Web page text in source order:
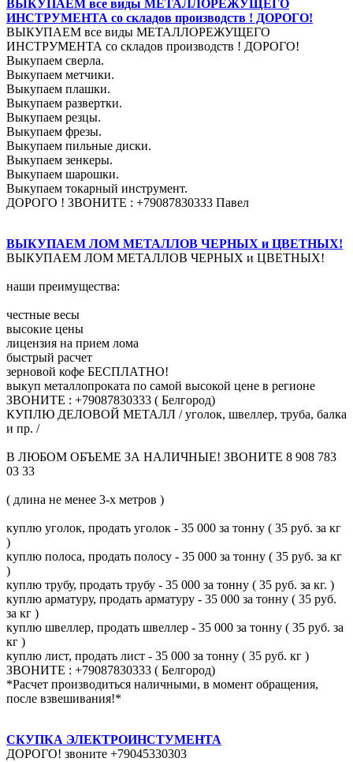
ВЫКУПАЕМ все виды МЕТАЛЛОРЕЖУЩЕГО
ИНСТРУМЕНТА со складов производств ! ДОРОГО!
ВЫКУПАЕМ все виды МЕТАЛЛОРЕЖУЩЕГО
ИНСТРУМЕНТА со складов производств ! ДОРОГО!
Выкупаем сверла.
Выкупаем метчики.
Выкупаем плашки.
Выкупаем развертки.
Выкупаем резцы.
Выкупаем фрезы.
Выкупаем пильные диски.
Выкупаем зенкеры.
Выкупаем шарошки.
Выкупаем токарный инструмент.
ДОРОГО ! ЗВОНИТЕ : +79087830333 Павел
ВЫКУПАЕМ ЛОМ МЕТАЛЛОВ ЧЕРНЫХ и ЦВЕТНЫХ!
ВЫКУПАЕМ ЛОМ МЕТАЛЛОВ ЧЕРНЫХ и ЦВЕТНЫХ!
наши преимущества:
честные весы
высокие цены
лицензия на прием лома
быстрый расчет
зерновой кофе БЕСПЛАТНО!
выкуп металлопроката по самой высокой цене в регионе
ЗВОНИТЕ : +79087830333 ( Белгород)
КУПЛЮ ДЕЛОВОЙ МЕТАЛЛ / уголок, швеллер, труба, балка
и пр. /
В ЛЮБОМ ОБЪЕМЕ ЗА НАЛИЧНЫЕ! ЗВОНИТЕ 8 908 783
03 33
( длина не менее 3-х метров )
куплю уголок, продать уголок - 35 000 за тонну ( 35 руб. за кг
)
куплю полоса, продать полосу - 35 000 за тонну ( 35 руб. за кг
)
куплю трубу, продать трубу - 35 000 за тонну ( 35 руб. за кг. )
куплю арматуру, продать арматуру - 35 000 за тонну ( 35 руб.
за кг )
куплю швеллер, продать швеллер - 35 000 за тонну ( 35 руб. за
кг )
куплю лист, продать лист - 35 000 за тонну ( 35 руб. кг )
ЗВОНИТЕ : +79087830333 ( Белгород)
*Расчет производиться наличными, в момент обращения,
после взвешивания!*
СКУПКА ЭЛЕКТРОИНСТУМЕНТА
ДОРОГО! звоните +79045330303